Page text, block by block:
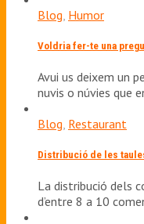
Blog Humor
Voldria fer-te una
Avui us deixem un
nuvis o núvies que
Blog Restaurant
Distribució de les
La distribució dels
d’entre 8 a 10